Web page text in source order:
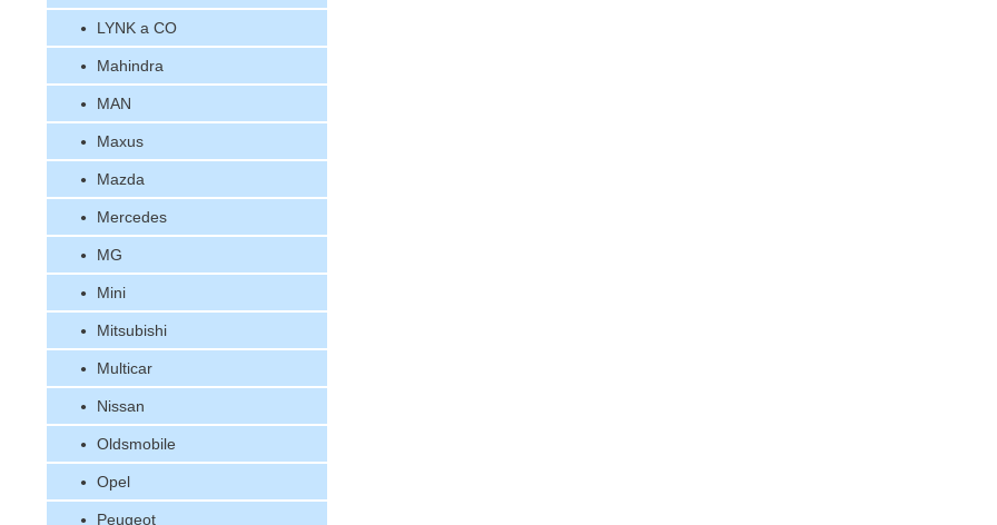
LYNK a CO
Mahindra
MAN
Maxus
Mazda
Mercedes
MG
Mini
Mitsubishi
Multicar
Nissan
Oldsmobile
Opel
Peugeot